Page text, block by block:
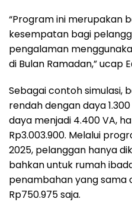
“Program ini merupakan
kesempatan bagi
pengalaman
di Bulan Ramadan,” ucap
Sebagai contoh simulasi,
rendah dengan daya
daya menjadi 4.400 VA,
Rp3.003.900. Melalui
2025, pelanggan hanya
bahkan untuk rumah
penambahan yang sama
Rp750.975 saja.